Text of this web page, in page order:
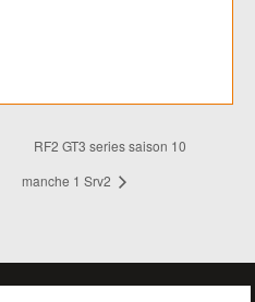
RF2 GT3 series saison 10
manche 1 Srv2